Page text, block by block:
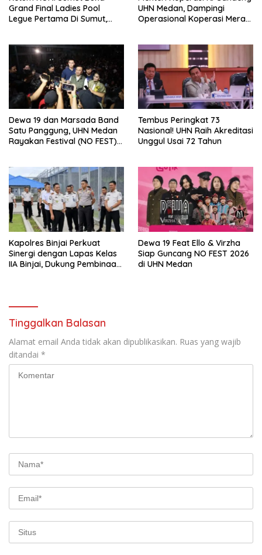
Grand Final Ladies Pool
Legue Pertama Di Sumut,
UHN Medan, Dampingi
Operasional Koperasi Merah
Dewa 19 dan Marsada Band
Satu Panggung, UHN Medan
Rayakan Festival (NO FEST)
Tembus Peringkat 73
Nasional! UHN Raih Akreditasi
Unggul Usai 72 Tahun
Kapolres Binjai Perkuat
Sinergi dengan Lapas Kelas
IIA Binjai, Dukung Pembinaan
Dewa 19 Feat Ello & Virzha
Siap Guncang NO FEST 2026
di UHN Medan
Tinggalkan Balasan
Alamat email Anda tidak akan dipublikasikan. Ruas yang wajib
ditandai *